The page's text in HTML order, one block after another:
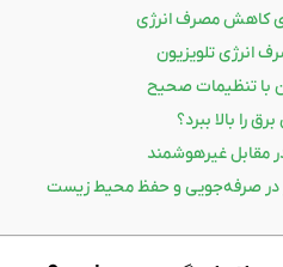
کاهش مصرف انرژی
انرژی تلویزیون
با تنظیمات صحیح
را بالا ببرد؟
مقابل غیرهوشمند
در صرفه‌جویی و حفظ محیط زیست